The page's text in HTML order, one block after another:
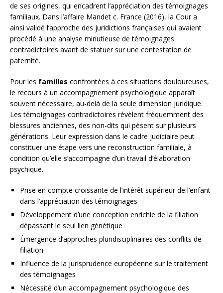
de ses origines, qui encadrent l’appréciation des témoignages
familiaux. Dans l’affaire Mandet c. France (2016), la Cour a
ainsi validé l’approche des juridictions françaises qui avaient
procédé à une analyse minutieuse de témoignages
contradictoires avant de statuer sur une contestation de
paternité.
Pour les familles confrontées à ces situations douloureuses,
le recours à un accompagnement psychologique apparaît
souvent nécessaire, au-delà de la seule dimension juridique.
Les témoignages contradictoires révèlent fréquemment des
blessures anciennes, des non-dits qui pèsent sur plusieurs
générations. Leur expression dans le cadre judiciaire peut
constituer une étape vers une reconstruction familiale, à
condition qu’elle s’accompagne d’un travail d’élaboration
psychique.
Prise en compte croissante de l’intérêt supérieur de l’enfant
dans l’appréciation des témoignages
Développement d’une conception enrichie de la filiation
dépassant le seul lien génétique
Émergence d’approches pluridisciplinaires des conflits de
filiation
Influence de la jurisprudence européenne sur le traitement
des témoignages
Nécessité d’un accompagnement psychologique des